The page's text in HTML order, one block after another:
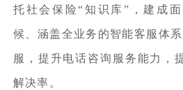
托社会保险“知识库”，建成
候、涵盖全业务的智能客服体
服，提升电话咨询服务能力，
解决率。